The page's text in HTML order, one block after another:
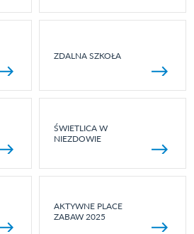
ZDALNA SZKOŁA
ŚWIETLICA W
NIEZDOWIE
AKTYWNE PLACE
ZABAW 2025